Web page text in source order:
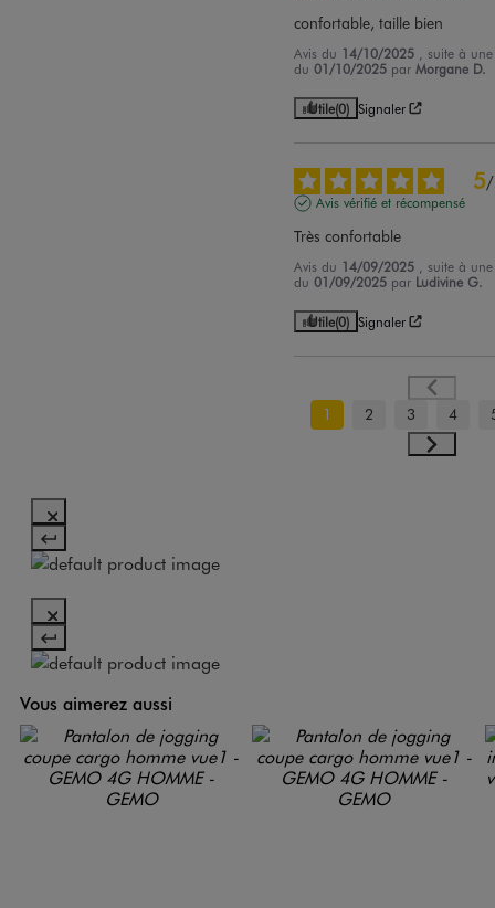
confortable, taille bien
Avis du 14/10/2025
, suite à
du01/10/2025 parMorgane D.
Utile(0) Signaler
5/
Avis vérifié et récompensé
Très confortable
Avis du 14/09/2025
, suite à
du01/09/2025 par Ludivine G.
Utile(0) Signaler
1 2 3 4
Vous aimerez aussi